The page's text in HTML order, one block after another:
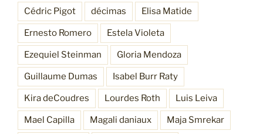
Cédric Pigot décimas Elisa Matide
Ernesto Romero Estela Violeta
Ezequiel Steinman Gloria Mendoza
Guillaume Dumas Isabel Burr Raty
Kira deCoudres Lourdes Roth Luis Leiva
Mael Capilla Magali daniaux Maja Smrekar